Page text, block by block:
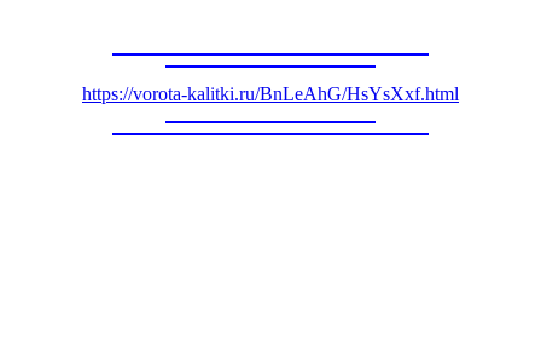
https://vorota-kalitki.ru/BnLeAhG/HsYsXxf.html